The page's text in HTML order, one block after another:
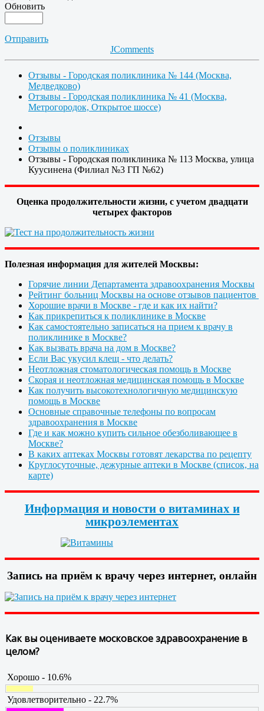
Обновить
Отправить
JComments
Отзывы - Городская поликлиника № 144 (Москва,
Медведково)
Отзывы - Городская поликлиника № 41 (Москва,
Метрогородок, Открытое шоссе)
Отзывы
Отзывы о поликлиниках
Отзывы - Городская поликлиника № 113 Москва, улица
Куусинена (Филиал №3 ГП №62)
Оценка продолжительности жизни, с учетом двадцати
четырех факторов
Полезная информация для жителей Москвы:
Горячие линии Департамента здравоохранения Москвы
Рейтинг больниц Москвы на основе отзывов пациентов
Хорошие врачи в Москве - где и как их найти?
Как прикрепиться к поликлинике в Москве
Как самостоятельно записаться на прием к врачу в
поликлинике в Москве?
Как вызвать врача на дом в Москве?
Если Вас укусил клещ - что делать?
Неотложная стоматологическая помощь в Москве
Скорая и неотложная медицинская помощь в Москве
Как получить высокотехнологичную медицинскую
помощь в Москве
Основные справочные телефоны по вопросам
здравоохранения в Москве
Где и как можно купить сильное обезболивающее в
Москве?
В каких аптеках Москвы готовят лекарства по рецепту
Круглосуточные, дежурные аптеки в Москве (список, на
карте)
Информация и новости о витаминах и
микроэлементах
Запись на приём к врачу через интернет, онлайн
Как вы оцениваете московское здравоохранение в
целом?
Хорошо - 10.6%
Удовлетворительно - 22.7%